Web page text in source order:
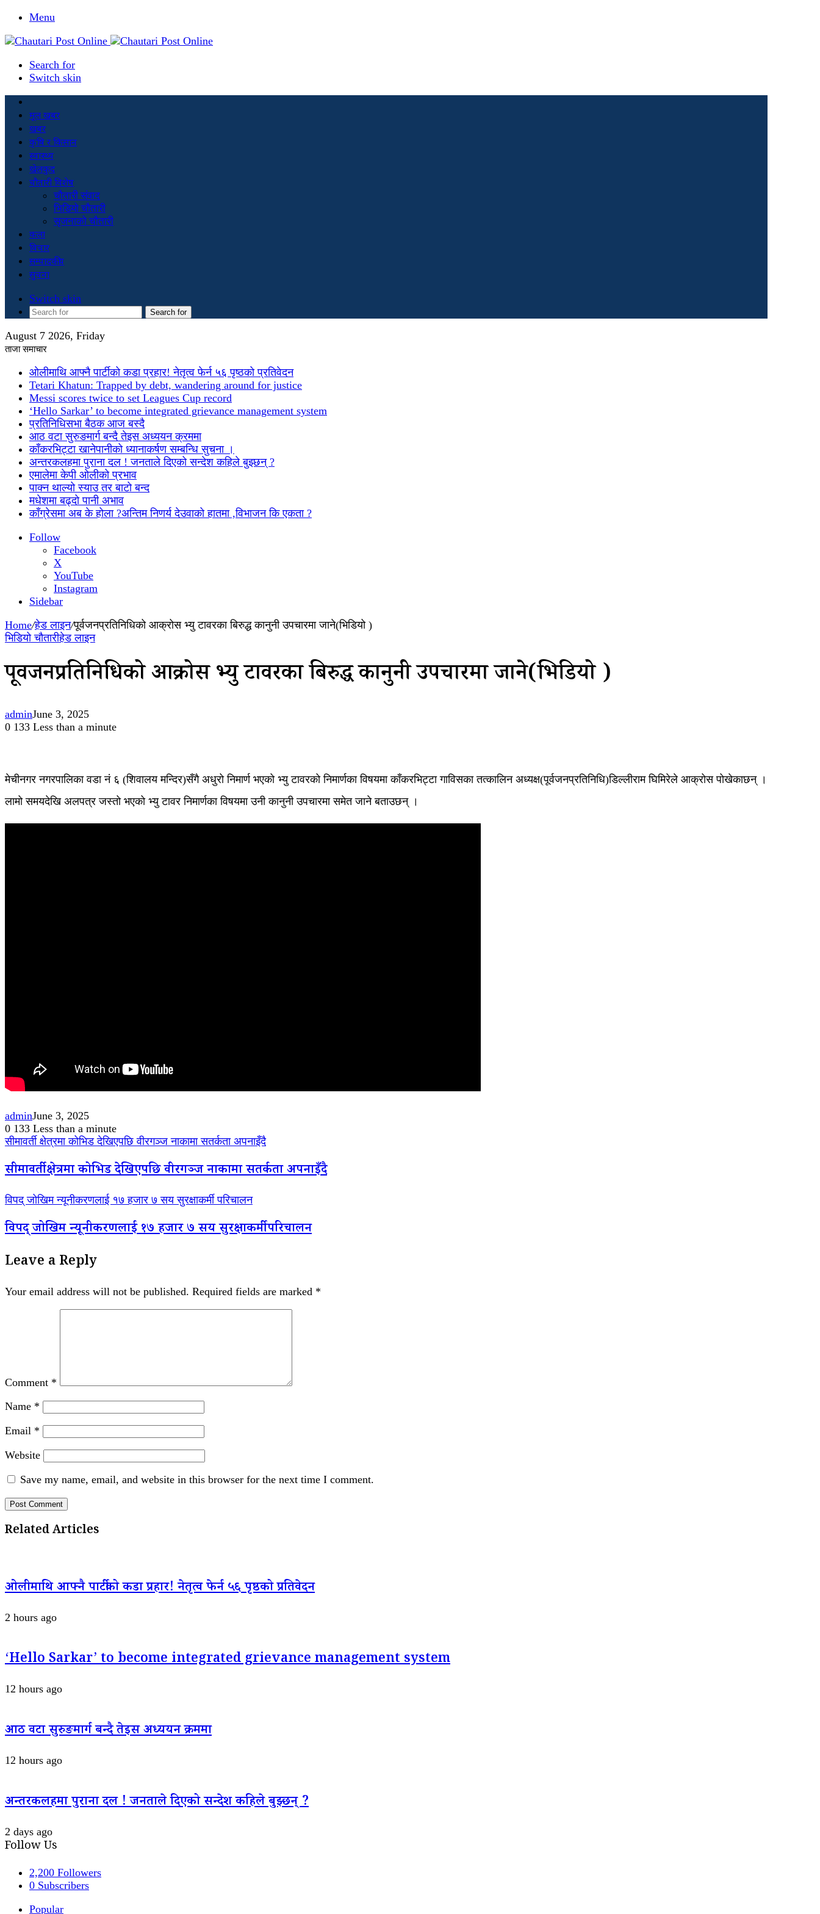
Menu
Search for
Switch skin
मूल खबर
खबर
कृषि र किसान
स्वास्थ्य
खेलकुद
चौतारी विशेष
चौतारी संवाद
भिडियो चौतारी
सृजनाको चौतारी
कला
विचार
सम्पादकीय
सुचना
Switch skin
Search for
August 7 2026, Friday
ताजा समाचार
ओलीमाथि आफ्नै पार्टीको कडा प्रहार! नेतृत्व फेर्न ५६ पृष्ठको प्रतिवेदन
Tetari Khatun: Trapped by debt, wandering around for justice
Messi scores twice to set Leagues Cup record
‘Hello Sarkar’ to become integrated grievance management system
प्रतिनिधिसभा बैठक आज बस्दै
आठ वटा सुरुङमार्ग बन्दै तेइस अध्ययन क्रममा
काँकरभिट्टा खानेपानीको ध्यानाकर्षण सम्बन्धि सुचना ।
अन्तरकलहमा पुराना दल ! जनताले दिएको सन्देश कहिले बुझ्छन् ?
एमालेमा केपी ओलीको प्रभाव
पाक्न थाल्यो स्याउ तर बाटो बन्द
मधेशमा बढ्दो पानी अभाव
काँग्रेसमा अब के होला ?अन्तिम निणर्य देउवाको हातमा ,विभाजन कि एकता ?
Follow
Facebook
X
YouTube
Instagram
Sidebar
Home/हेड लाइन/पूर्वजनप्रतिनिधिको आक्रोस भ्यु टावरका बिरुद्ध कानुनी उपचारमा जाने(भिडियो )
भिडियो चौतारीहेड लाइन
पूर्वजनप्रतिनिधिको आक्रोस भ्यु टावरका बिरुद्ध कानुनी उपचारमा जाने(भिडियो )
adminJune 3, 2025
0 133 Less than a minute
मेचीनगर नगरपालिका वडा नं ६ (शिवालय मन्दिर)सँगै अधुरो निमार्ण भएको भ्यु टावरको निमार्णका विषयमा काँकरभिट्टा गाविसका तत्कालिन अध्यक्ष(पूर्वजनप्रतिनिधि)डिल्लीराम घिमिरेले आक्रोस पोखेकाछन् ।
लामो समयदेखि अलपत्र जस्तो भएको भ्यु टावर निमार्णका विषयमा उनी कानुनी उपचारमा समेत जाने बताउछन् ।
adminJune 3, 2025
0 133 Less than a minute
सीमावर्ती क्षेत्रमा कोभिड देखिएपछि वीरगञ्ज नाकामा सतर्कता अपनाइँदै
सीमावर्ती क्षेत्रमा कोभिड देखिएपछि वीरगञ्ज नाकामा सतर्कता अपनाइँदै
विपद् जोखिम न्यूनीकरणलाई १७ हजार ७ सय सुरक्षाकर्मी परिचालन
विपद् जोखिम न्यूनीकरणलाई १७ हजार ७ सय सुरक्षाकर्मी परिचालन
Leave a Reply
Your email address will not be published. Required fields are marked *
Comment *
Name *
Email *
Website
Save my name, email, and website in this browser for the next time I comment.
Related Articles
ओलीमाथि आफ्नै पार्टीको कडा प्रहार! नेतृत्व फेर्न ५६ पृष्ठको प्रतिवेदन
2 hours ago
‘Hello Sarkar’ to become integrated grievance management system
12 hours ago
आठ वटा सुरुङमार्ग बन्दै तेइस अध्ययन क्रममा
12 hours ago
अन्तरकलहमा पुराना दल ! जनताले दिएको सन्देश कहिले बुझ्छन् ?
2 days ago
Follow Us
2,200 Followers
0 Subscribers
Popular